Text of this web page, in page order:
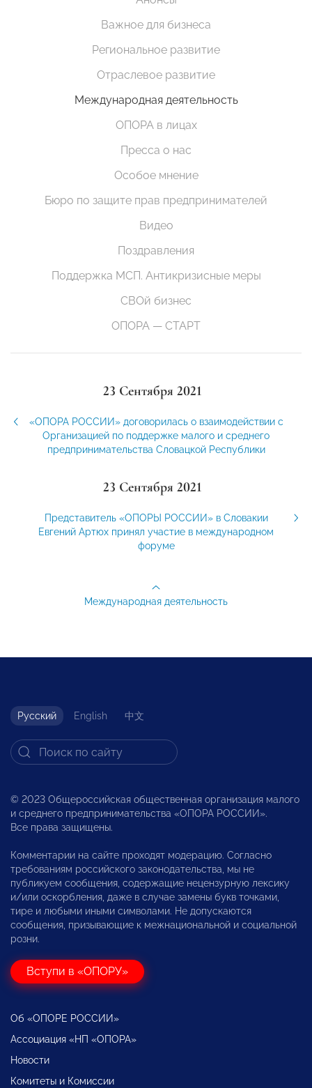
Важное для бизнеса
Региональное развитие
Отраслевое развитие
Международная деятельность
ОПОРА в лицах
Пресса о нас
Особое мнение
Бюро по защите прав предпринимателей
Видео
Поздравления
Поддержка МСП. Антикризисные меры
СВОй бизнес
ОПОРА — СТАРТ
23 Сентября 2021
«ОПОРА РОССИИ» договорилась о взаимодействии с
Организацией по поддержке малого и среднего
предпринимательства Словацкой Республики
23 Сентября 2021
Представитель «ОПОРЫ РОССИИ» в Словакии
Евгений Артюх принял участие в международном
форуме
Международная деятельность
Русский English 中文
© 2023 Общероссийская общественная организация малого
и среднего предпринимательства «ОПОРА РОССИИ».
Все права защищены.
Комментарии на сайте проходят модерацию. Согласно
требованиям российского законодательства, мы не
публикуем сообщения, содержащие нецензурную лексику
и/или оскорбления, даже в случае замены букв точками,
тире и любыми иными символами. Не допускаются
сообщения, призывающие к межнациональной и социальной
розни.
Вступи в «ОПОРУ»
Об «ОПОРЕ РОССИИ»
Ассоциация «НП «ОПОРА»
Новости
Комитеты и Комиссии